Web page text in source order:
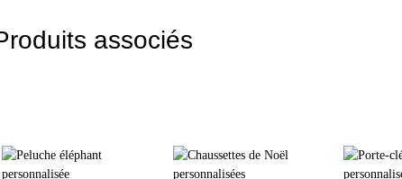
associés